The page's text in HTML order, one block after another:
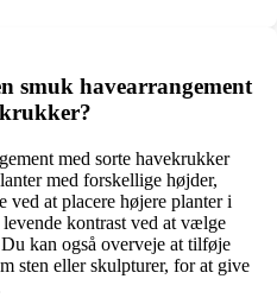
smuk havearrangement
med sorte havekrukker
med forskellige højder,
ved at placere højere planter i
kontrast ved at vælge
kan også overveje at tilføje
sten eller skulpturer, for at give